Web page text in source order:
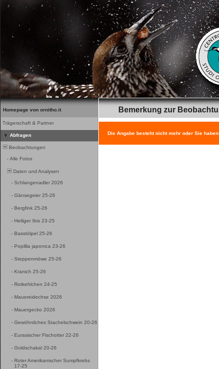
Homepage von ornitho.it
Trägerschaft & Partner
Abfragen
Beobachtungen
- Alle Fotos
Daten und Analysen
- Schlangenadler 2026
- Gänsegeier 25-26
- Bergfink 25-26
- Heiliger Ibis 23-25
- Basstölpel 25-26
- Popillia japonica 23-26
- Steppenmöwe 25-26
- Kranich 25-26
- Rotkehlchen 24-25
- Mauereidechse 2026
- Mauergecko 2026
- Gewöhnliches Stachelschwein 20-26
- Eurasischer Fischotter 22-26
- Goldschakal 20-26
- Roter Amerikanischer Sumpfkrebs
17-25
Bemerkung zur
Die Angabe besteht nicht mehr oder Sie